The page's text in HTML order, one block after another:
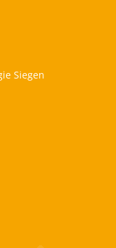
Siegen